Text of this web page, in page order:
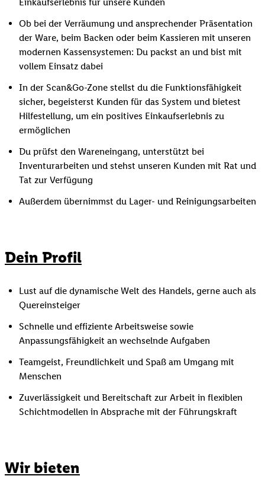
Ob bei der Verräumung und ansprechender Präsentation
der Ware, beim Backen oder beim Kassieren mit unseren
modernen Kassensystemen: Du packst an und bist mit
vollem Einsatz dabei
In der Scan&Go-Zone stellst du die Funktionsfähigkeit
sicher, begeisterst Kunden für das System und bietest
Hilfestellung, um ein positives Einkaufserlebnis zu
ermöglichen
Du prüfst den Wareneingang, unterstützt bei
Inventurarbeiten und stehst unseren Kunden mit Rat und
Tat zur Verfügung
Außerdem übernimmst du Lager- und Reinigungsarbeiten
Dein Profil
Lust auf die dynamische Welt des Handels, gerne auch als
Quereinsteiger
Schnelle und effiziente Arbeitsweise sowie
Anpassungsfähigkeit an wechselnde Aufgaben
Teamgeist, Freundlichkeit und Spaß am Umgang mit
Menschen
Zuverlässigkeit und Bereitschaft zur Arbeit in flexiblen
Schichtmodellen in Absprache mit der Führungskraft
Wir bieten